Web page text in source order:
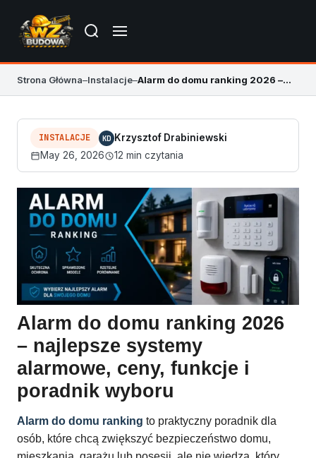
Strona Główna–Instalacje– Alarm do domu ranking 2026 – najlepsze systemy
INSTALACJE KD Krzysztof Drabiniewski
May 26, 2026
12 min czytania
Alarm do domu ranking 2026
– najlepsze systemy
alarmowe, ceny, funkcje i
poradnik wyboru
Alarm do domu ranking to praktyczny poradnik dla
osób, które chcą zwiększyć bezpieczeństwo domu,